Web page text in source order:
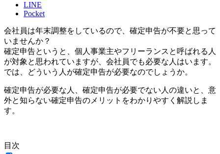
LINE
Pocket
会社員は年末調整をしているので、確定申告が不要と思って
いませんか？
確定申告というと、個人事業主やフリーランスと呼ばれる人
が対象と思われていますが、会社員でも必要な人はいます。
では、どういう人が確定申告が必要なのでしょうか。
確定申告が必要な人、確定申告が必要でない人の違いと、意
外と知らない確定申告のメリットをわかりやすく解説しま
す。
目次